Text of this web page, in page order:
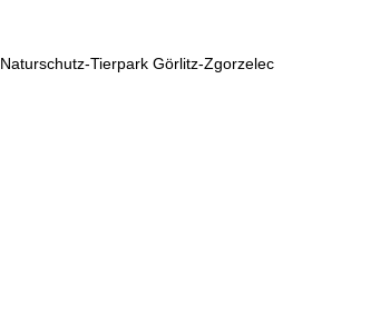
Naturschutz-Tierpark Görlitz-Zgorzelec